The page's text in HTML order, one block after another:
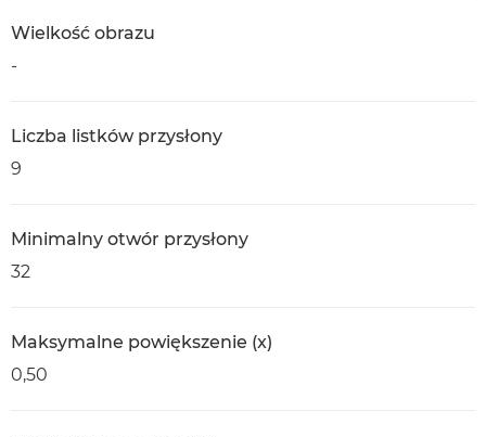
Wielkość obrazu
-
Liczba listków przysłony
9
Minimalny otwór przysłony
32
Maksymalne powiększenie (x)
0,50